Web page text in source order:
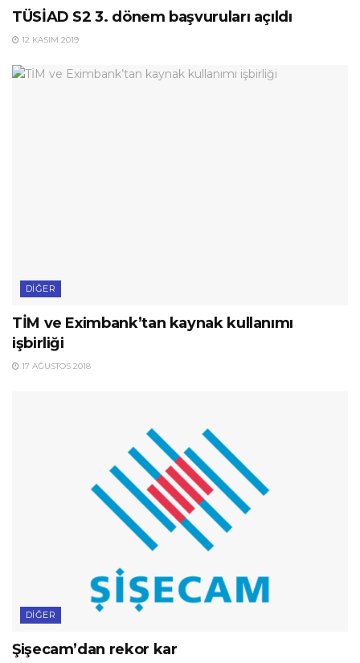
TÜSİAD S2 3. dönem başvuruları açıldı
12 KASIM 2019
DIĞER
TİM ve Eximbank’tan kaynak kullanımı
işbirliği
17 AĞUSTOS 2018
DIĞER
Şişecam’dan rekor kar